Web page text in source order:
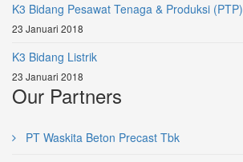
K3 Bidang Pesawat Tenaga & Produksi (PTP)
23 Januari 2018
K3 Bidang Listrik
23 Januari 2018
Our Partners
PT Waskita Beton Precast Tbk